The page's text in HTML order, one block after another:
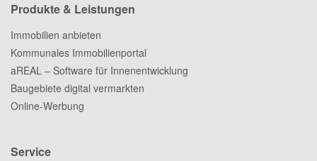
Produkte & Leistungen
Immobilien anbieten
Kommunales Immobilienportal
aREAL – Software für Innenentwicklung
Baugebiete digital vermarkten
Online-Werbung
Service